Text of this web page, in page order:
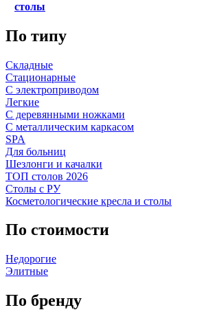
столы
По типу
Складные
Стационарные
С электроприводом
Легкие
С деревянными ножками
С металлическим каркасом
SPA
Для больниц
Шезлонги и качалки
ТОП столов 2026
Столы с РУ
Косметологические кресла и столы
По стоимости
Недорогие
Элитные
По бренду